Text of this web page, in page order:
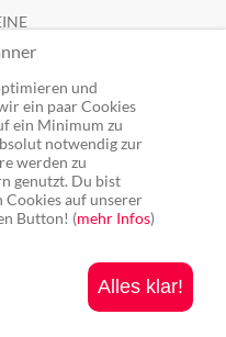
für angemeldete Blogs)
© 2006 - 2026
und
ein paar Cookies
ein Minimum zu
notwendig zur
werden zu
genutzt. Du bist
auf unserer
Button! (mehr Infos)
Alles klar!